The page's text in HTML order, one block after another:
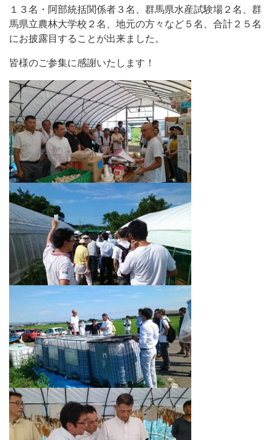
１３名・阿部統括関係者３名、群馬県水産試験場２名、群
馬県立農林大学校２名、地元の方々など５名、合計２５名
にお披露目することが出来ました。
皆様のご参集に感謝いたします！